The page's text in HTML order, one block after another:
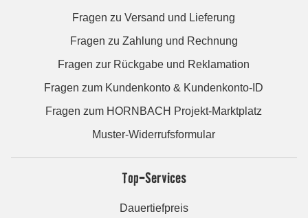
Fragen zu Versand und Lieferung
Fragen zu Zahlung und Rechnung
Fragen zur Rückgabe und Reklamation
Fragen zum Kundenkonto & Kundenkonto-ID
Fragen zum HORNBACH Projekt-Marktplatz
Muster-Widerrufsformular
Top-Services
Dauertiefpreis